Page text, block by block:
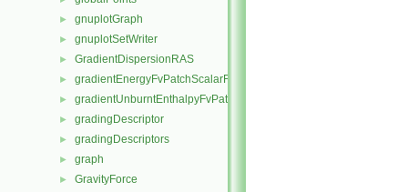
► gnuplotGraph
► gnuplotSetWriter
► GradientDispersionRAS
► gradientEnergyFvPatchScalarField
► gradientUnburntEnthalpyFvPatchScalarField
► gradingDescriptor
► gradingDescriptors
► graph
► GravityForce